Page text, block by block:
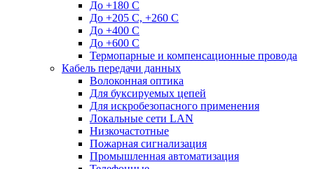
До +180 C
До +205 С, +260 С
До +400 C
До +600 С
Термопарные и компенсационные провода
Кабель передачи данных
Волоконная оптика
Для буксируемых цепей
Для искробезопасного применения
Локальные сети LAN
Низкочастотные
Пожарная сигнализация
Промышленная автоматизация